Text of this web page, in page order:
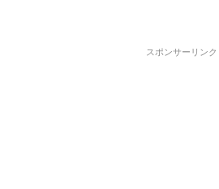
スポンサーリンク